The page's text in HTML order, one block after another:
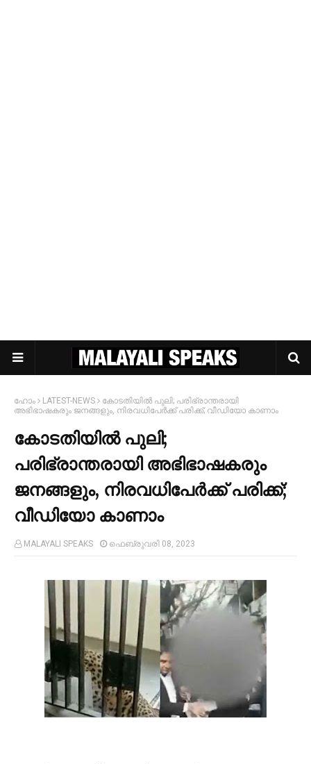
ഹോം LATEST-NEWS
കോടതിയില്‍ പുലി; പരിഭ്രാന്തരായി
അഭിഭാഷകരും ജനങ്ങളും, നിരവധിപേര്‍ക്ക് പരിക്ക്; വീഡിയോ കാണാം
കോടതിയില്‍ പുലി;
പരിഭ്രാന്തരായി അഭിഭാഷകരും
ജനങ്ങളും, നിരവധിപേര്‍ക്ക് പരിക്ക്;
വീഡിയോ കാണാം
MALAYALI SPEAKS ഫെബ്രുവരി 08, 2023